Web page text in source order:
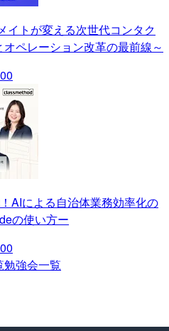
イトが変える次世代コンタク
ペレーション改革の最前線～
AIによる自治体業務効率化の
の使い方ー
勉強会一覧